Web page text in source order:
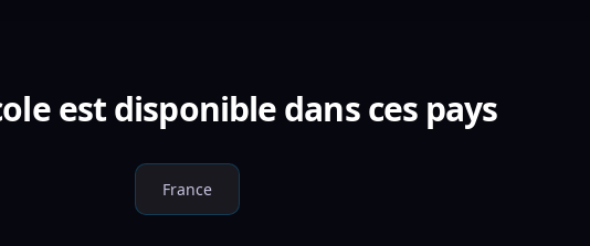
est disponible dans ces pays
France